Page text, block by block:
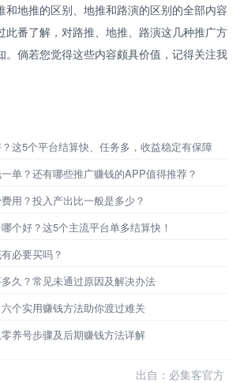
和地推的区别、地推和路演的区别的全部内容
此番了解，对路推、地推、路演这几种推广方
。倘若您觉得这些内容颇具价值，记得关注我
这5个平台结算快、任务多，收益稳定有保障
单？还有哪些推广赚钱的APP值得推荐？
用？投入产出比一般是多少？
个好？这5个主流平台单多结算快！
必要买吗？
久？常见未通过原因及解决办法
个实用赚钱方法助你渡过难关
养号步骤及后期赚钱方法详解
出自：必集客官方